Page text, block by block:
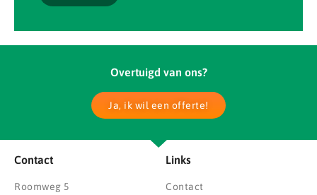
Overtuigd van ons?
Ja, ik wil een offerte!
Contact
Roomweg 5
Links
Contact